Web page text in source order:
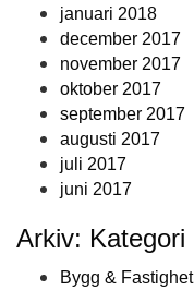
januari 2018
december 2017
november 2017
oktober 2017
september 2017
augusti 2017
juli 2017
juni 2017
Arkiv: Kategori
Bygg & Fastighet